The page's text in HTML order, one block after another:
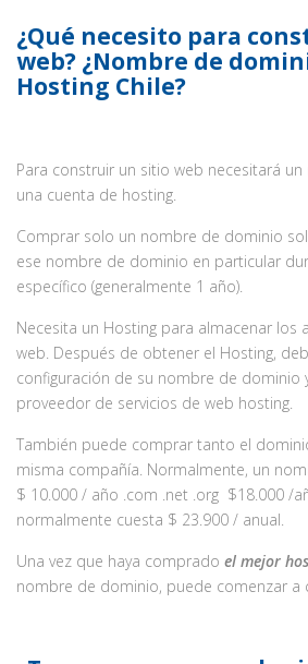
¿Qué necesito para
web? ¿Nombre de
Hosting Chile?
Para construir un sitio web necesitará
una cuenta de hosting.
Comprar solo un nombre de dominio
ese nombre de dominio en particular
específico (generalmente 1 año).
Necesita un Hosting para almacenar los
web. Después de obtener el Hosting,
configuración de su nombre de dominio
proveedor de servicios de web hosting.
También puede comprar tanto el
misma compañía. Normalmente, un
$ 10.000 / año .com .net .org $18.000 /
normalmente cuesta $ 23.900 / anual.
Una vez que haya comprado el mejor
nombre de dominio, puede comenzar a